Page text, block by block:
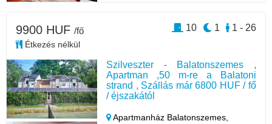
Szilveszter - Balatonszemes ,
Apartman ,50 m-re a Balatoni
strand , Szállás már 6800 HUF / fő
/ éjszakától
Apartmanház Balatonszemes,
9900 HUF /fő
Étkezés nélkül
1 - 26
1
10